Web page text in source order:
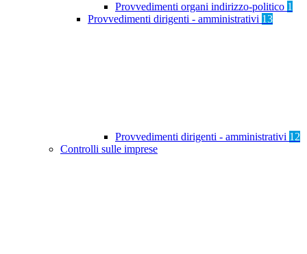
Provvedimenti organi indirizzo-politico 1
Provvedimenti dirigenti - amministrativi 13
Provvedimenti dirigenti - amministrativi 12
Controlli sulle imprese